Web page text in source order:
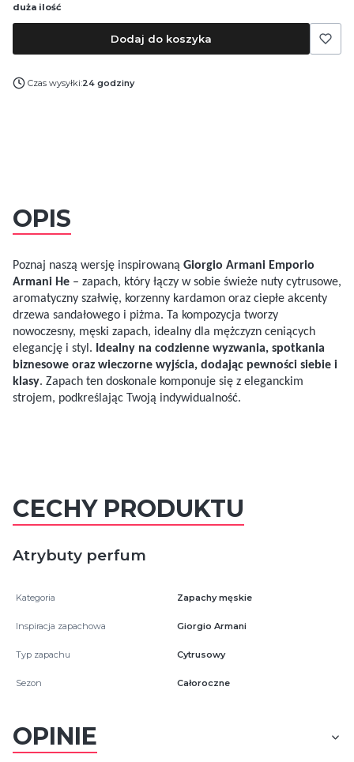
duża ilość
Dodaj do koszyka
Czas wysyłki:24 godziny
OPIS
Poznaj naszą wersję inspirowaną Giorgio Armani Emporio
Armani He – zapach, który łączy w sobie świeże nuty cytrusowe,
aromatyczny szałwię, korzenny kardamon oraz ciepłe akcenty
drzewa sandałowego i piżma. Ta kompozycja tworzy
nowoczesny, męski zapach, idealny dla mężczyzn ceniących
elegancję i styl. Idealny na codzienne wyzwania, spotkania
biznesowe oraz wieczorne wyjścia, dodając pewności siebie i
klasy. Zapach ten doskonale komponuje się z eleganckim
strojem, podkreślając Twoją indywidualność.
CECHY PRODUKTU
Atrybuty perfum
Kategoria Zapachy męskie
Inspiracja zapachowa Giorgio Armani
Typ zapachu Cytrusowy
Sezon Całoroczne
OPINIE